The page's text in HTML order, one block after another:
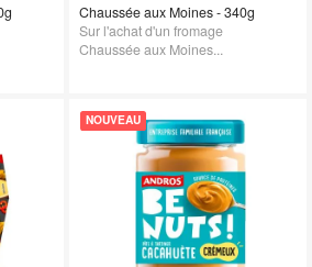
Chaussée aux Moines - 340g
Sur l'achat d'un fromage
Chaussée aux Moines...
NOUVEAU